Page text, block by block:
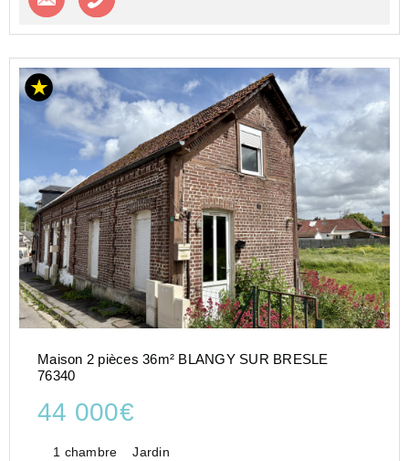
Maison 2 pièces 36m² BLANGY SUR BRESLE
76340
44 000€
1 chambre Jardin